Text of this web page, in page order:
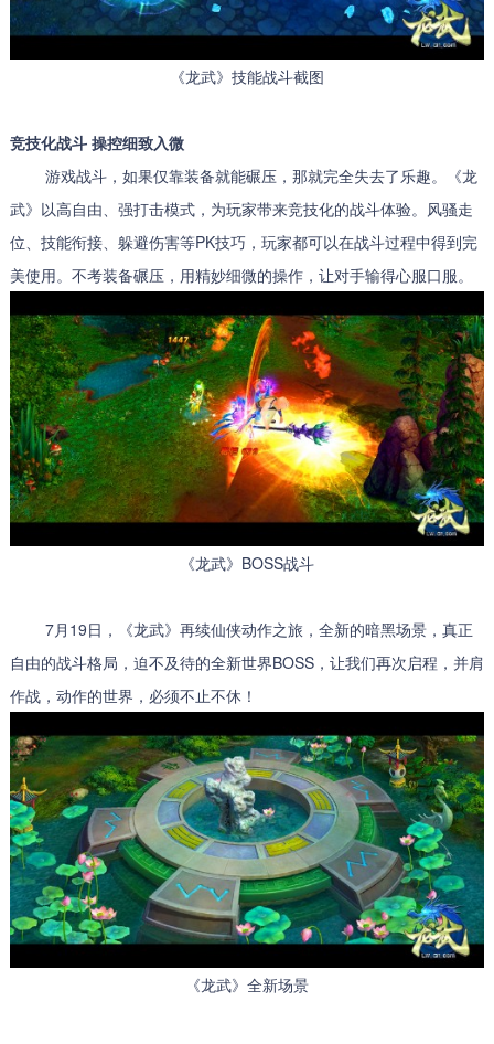
《龙武》技能战斗截图
竞技化战斗 操控细致入微
游戏战斗，如果仅靠装备就能碾压，那就完全失去了乐趣。《龙
武》以高自由、强打击模式，为玩家带来竞技化的战斗体验。风骚走
位、技能衔接、躲避伤害等PK技巧，玩家都可以在战斗过程中得到完
美使用。不考装备碾压，用精妙细微的操作，让对手输得心服口服。
《龙武》BOSS战斗
7月19日，《龙武》再续仙侠动作之旅，全新的暗黑场景，真正
自由的战斗格局，迫不及待的全新世界BOSS，让我们再次启程，并肩
作战，动作的世界，必须不止不休！
《龙武》全新场景